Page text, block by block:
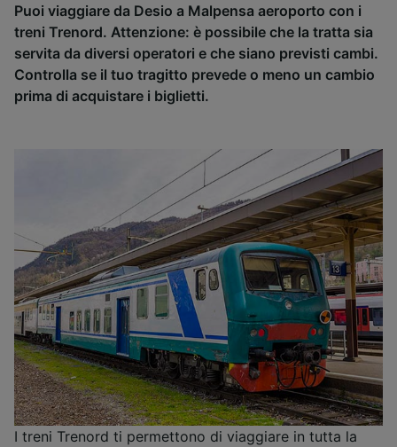
Puoi viaggiare da Desio a Malpensa aeroporto con i
treni Trenord. Attenzione: è possibile che la tratta sia
servita da diversi operatori e che siano previsti cambi.
Controlla se il tuo tragitto prevede o meno un cambio
prima di acquistare i biglietti.
I treni Trenord ti permettono di viaggiare in tutta la